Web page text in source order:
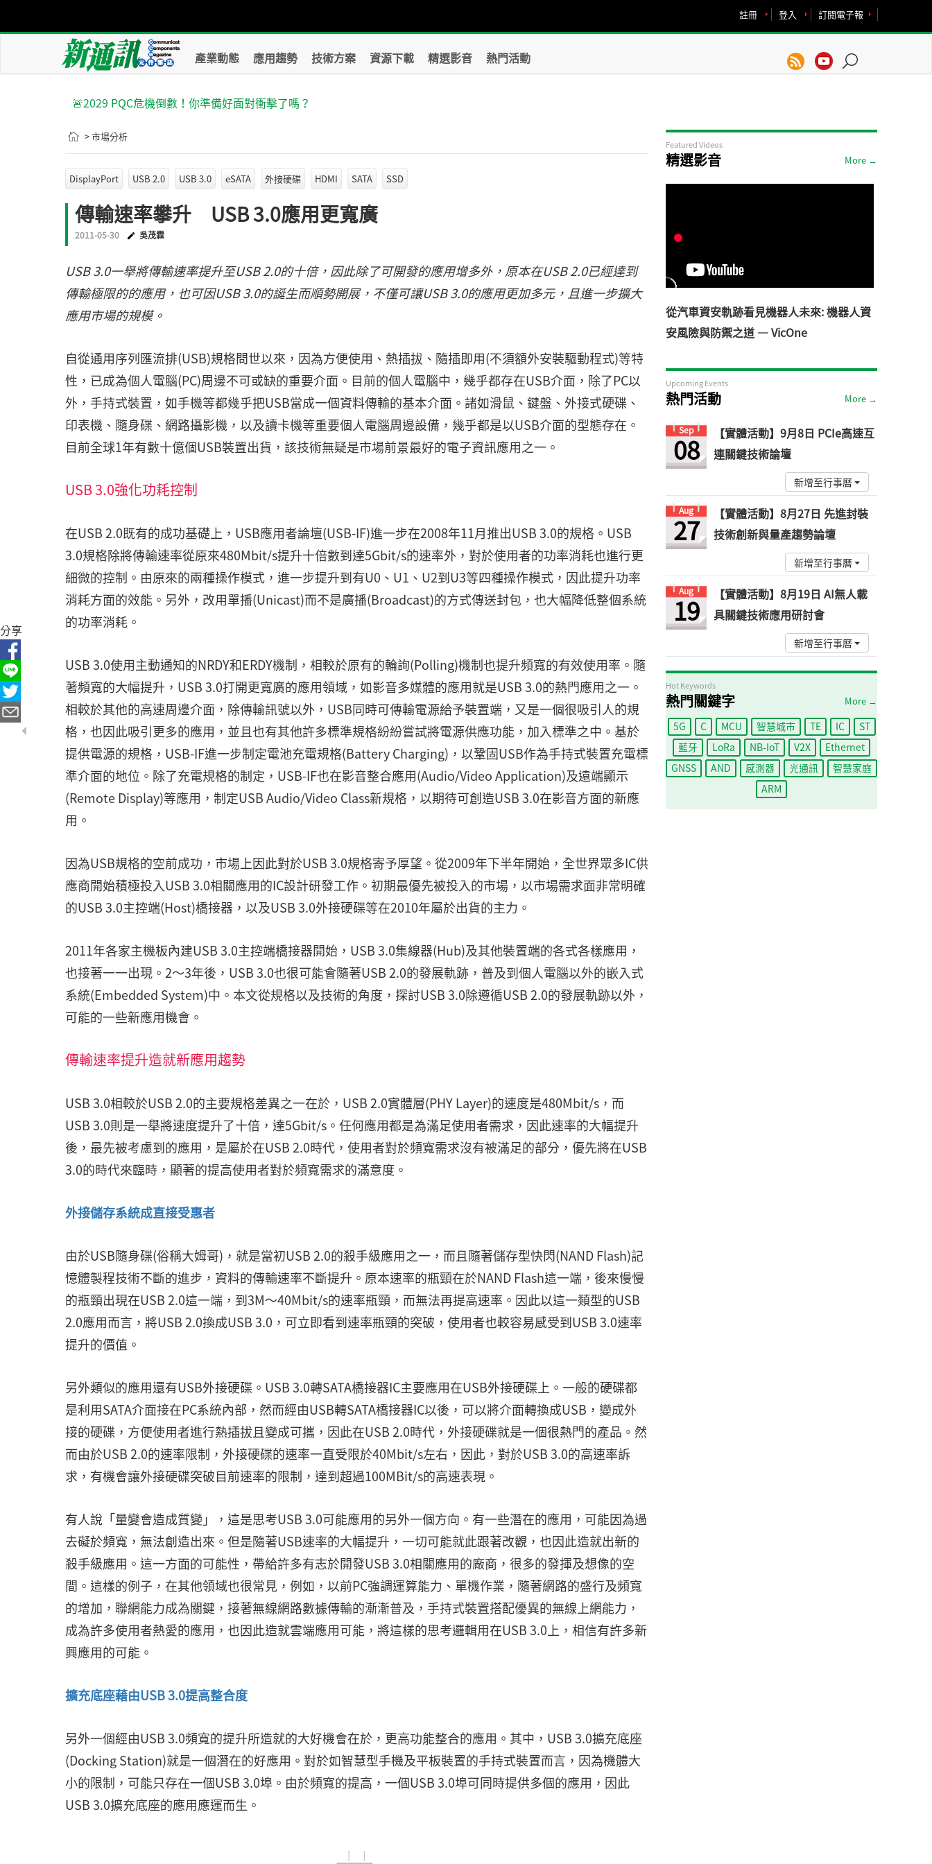
訂閱電子報
登入
註冊
產業動態 應用趨勢 技術方案 資源下載 精選影音 熱門活動
🚨2029 PQC危機倒數！你準備好面對衝擊了嗎？
> 市場分析
DisplayPort USB 2.0 USB 3.0 eSATA 外接硬碟 HDMI SATA SSD
傳輸速率攀升 USB 3.0應用更寬廣
2011-05-30 吳茂霖
USB 3.0一舉將傳輸速率提升至USB 2.0的十倍，因此除了可開發的應用增多外，原本在USB 2.0已經達到
傳輸極限的的應用，也可因USB 3.0的誕生而順勢開展，不僅可讓USB 3.0的應用更加多元，且進一步擴大
應用市場的規模。
自從通用序列匯流排(USB)規格問世以來，因為方便使用、熱插拔、隨插即用(不須額外安裝驅動程式)等特
性，已成為個人電腦(PC)周邊不可或缺的重要介面。目前的個人電腦中，幾乎都存在USB介面，除了PC以
外，手持式裝置，如手機等都幾乎把USB當成一個資料傳輸的基本介面。諸如滑鼠、鍵盤、外接式硬碟、
印表機、隨身碟、網路攝影機，以及讀卡機等重要個人電腦周邊設備，幾乎都是以USB介面的型態存在。
目前全球1年有數十億個USB裝置出貨，該技術無疑是市場前景最好的電子資訊應用之一。
USB 3.0強化功耗控制
在USB 2.0既有的成功基礎上，USB應用者論壇(USB-IF)進一步在2008年11月推出USB 3.0的規格。USB
3.0規格除將傳輸速率從原來480Mbit/s提升十倍數到達5Gbit/s的速率外，對於使用者的功率消耗也進行更
細微的控制。由原來的兩種操作模式，進一步提升到有U0、U1、U2到U3等四種操作模式，因此提升功率
消耗方面的效能。另外，改用單播(Unicast)而不是廣播(Broadcast)的方式傳送封包，也大幅降低整個系統
的功率消耗。
USB 3.0使用主動通知的NRDY和ERDY機制，相較於原有的輪詢(Polling)機制也提升頻寬的有效使用率。隨
著頻寬的大幅提升，USB 3.0打開更寬廣的應用領域，如影音多媒體的應用就是USB 3.0的熱門應用之一。
相較於其他的高速周邊介面，除傳輸訊號以外，USB同時可傳輸電源給予裝置端，又是一個很吸引人的規
格，也因此吸引更多的應用，並且也有其他許多標準規格紛紛嘗試將電源供應功能，加入標準之中。基於
提供電源的規格，USB-IF進一步制定電池充電規格(Battery Charging)，以鞏固USB作為手持式裝置充電標
準介面的地位。除了充電規格的制定，USB-IF也在影音整合應用(Audio/Video Application)及遠端顯示
(Remote Display)等應用，制定USB Audio/Video Class新規格，以期待可創造USB 3.0在影音方面的新應
用。
因為USB規格的空前成功，市場上因此對於USB 3.0規格寄予厚望。從2009年下半年開始，全世界眾多IC供
應商開始積極投入USB 3.0相關應用的IC設計研發工作。初期最優先被投入的市場，以市場需求面非常明確
的USB 3.0主控端(Host)橋接器，以及USB 3.0外接硬碟等在2010年屬於出貨的主力。
2011年各家主機板內建USB 3.0主控端橋接器開始，USB 3.0集線器(Hub)及其他裝置端的各式各樣應用，
也接著一一出現。2～3年後，USB 3.0也很可能會隨著USB 2.0的發展軌跡，普及到個人電腦以外的嵌入式
系統(Embedded System)中。本文從規格以及技術的角度，探討USB 3.0除遵循USB 2.0的發展軌跡以外，
可能的一些新應用機會。
傳輸速率提升造就新應用趨勢
USB 3.0相較於USB 2.0的主要規格差異之一在於，USB 2.0實體層(PHY Layer)的速度是480Mbit/s，而
USB 3.0則是一舉將速度提升了十倍，達5Gbit/s。任何應用都是為滿足使用者需求，因此速率的大幅提升
後，最先被考慮到的應用，是屬於在USB 2.0時代，使用者對於頻寬需求沒有被滿足的部分，優先將在USB
3.0的時代來臨時，顯著的提高使用者對於頻寬需求的滿意度。
外接儲存系統成直接受惠者
由於USB隨身碟(俗稱大姆哥)，就是當初USB 2.0的殺手級應用之一，而且隨著儲存型快閃(NAND Flash)記
憶體製程技術不斷的進步，資料的傳輸速率不斷提升。原本速率的瓶頸在於NAND Flash這一端，後來慢慢
的瓶頸出現在USB 2.0這一端，到3M～40Mbit/s的速率瓶頸，而無法再提高速率。因此以這一類型的USB
2.0應用而言，將USB 2.0換成USB 3.0，可立即看到速率瓶頸的突破，使用者也較容易感受到USB 3.0速率
提升的價值。
另外類似的應用還有USB外接硬碟。USB 3.0轉SATA橋接器IC主要應用在USB外接硬碟上。一般的硬碟都
是利用SATA介面接在PC系統內部，然而經由USB轉SATA橋接器IC以後，可以將介面轉換成USB，變成外
接的硬碟，方便使用者進行熱插拔且變成可攜，因此在USB 2.0時代，外接硬碟就是一個很熱門的產品。然
而由於USB 2.0的速率限制，外接硬碟的速率一直受限於40Mbit/s左右，因此，對於USB 3.0的高速率訴
求，有機會讓外接硬碟突破目前速率的限制，達到超過100MBit/s的高速表現。
有人說「量變會造成質變」，這是思考USB 3.0可能應用的另外一個方向。有一些潛在的應用，可能因為過
去礙於頻寬，無法創造出來。但是隨著USB速率的大幅提升，一切可能就此跟著改觀，也因此造就出新的
殺手級應用。這一方面的可能性，帶給許多有志於開發USB 3.0相關應用的廠商，很多的發揮及想像的空
間。這樣的例子，在其他領域也很常見，例如，以前PC強調運算能力、單機作業，隨著網路的盛行及頻寬
的增加，聯網能力成為關鍵，接著無線網路數據傳輸的漸漸普及，手持式裝置搭配優異的無線上網能力，
成為許多使用者熱愛的應用，也因此造就雲端應用可能，將這樣的思考邏輯用在USB 3.0上，相信有許多新
興應用的可能。
擴充底座藉由USB 3.0提高整合度
另外一個經由USB 3.0頻寬的提升所造就的大好機會在於，更高功能整合的應用。其中，USB 3.0擴充底座
(Docking Station)就是一個潛在的好應用。對於如智慧型手機及平板裝置的手持式裝置而言，因為機體大
小的限制，可能只存在一個USB 3.0埠。由於頻寬的提高，一個USB 3.0埠可同時提供多個的應用，因此
USB 3.0擴充底座的應用應運而生。
Featured Videos
精選影音 More →
從汽車資安軌跡看見機器人未來: 機器人資
安風險與防禦之道 — VicOne
Upcoming Events
熱門活動 More →
Sep
08
【實體活動】9月8日 PCIe高速互
連關鍵技術論壇
新增至行事曆
Aug
27
【實體活動】8月27日 先進封裝
技術創新與量產趨勢論壇
新增至行事曆
Aug
19
【實體活動】8月19日 AI無人載
具關鍵技術應用研討會
新增至行事曆
Hot Keywords
熱門關鍵字 More →
5G C MCU 智慧城市 TE IC
ST
藍牙
LoRa NB-IoT V2X
Ethernet
GNSS
AND 感測器 光通訊
智慧家庭
ARM
分享